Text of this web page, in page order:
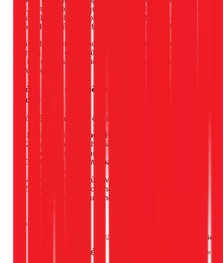
Việt, và thiết lập lại loa qua Wi-Fi. Tổng thời gian thực hiện
khoảng 10-15 phút, chi phí 0đ. Cần cập nhật ứng dụng
Google Home lên phiên bản mới nhất trước khi bắt đầu.
Quá trình cài đặt trên Android khá đơn giản. Về cơ bản,
chúng ta sẽ xóa cài đặt cũ, thay đổi ngôn ngữ mặc định của
Trợ lý Google, sau đó thiết lập lại loa. Hãy làm theo từng
bước dưới đây.
Bước 1: Xóa (Hủy liên kết) loa khỏi tài khoản
Google
Trước tiên, chúng ta cần đưa loa về trạng thái chờ thiết lập lại.
Mở ứng dụng
Google Home
Tại màn hình chính, nhấn vào thiết bị loa Google
Home Mini của bạn.
Nhấn vào biểu tượng
bánh răng cưa (Cài đặt)
trên bên phải.
Kéo xuống dưới cùng và chọn
Xác nhận bằng cách nhấn
bạn sẽ phát âm thanh thông báo đã sẵn sàng để được
thiết lập.